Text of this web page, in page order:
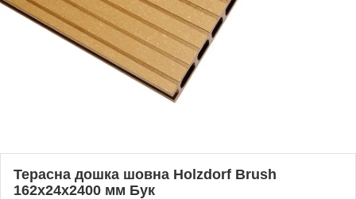
Терасна дошка шовна Holzdorf Brush
162х24х2400 мм Бук